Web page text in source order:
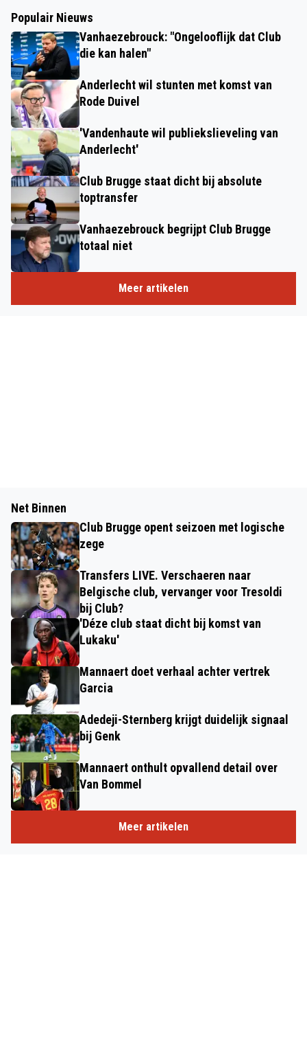
Populair Nieuws
Vanhaezebrouck: "Ongelooflijk dat Club
die kan halen"
Anderlecht wil stunten met komst van
Rode Duivel
'Vandenhaute wil publiekslieveling van
Anderlecht'
Club Brugge staat dicht bij absolute
toptransfer
Vanhaezebrouck begrijpt Club Brugge
totaal niet
Meer artikelen
Net Binnen
Club Brugge opent seizoen met logische
zege
Transfers LIVE. Verschaeren naar
Belgische club, vervanger voor Tresoldi
bij Club?
'Déze club staat dicht bij komst van
Lukaku'
Mannaert doet verhaal achter vertrek
Garcia
Adedeji-Sternberg krijgt duidelijk signaal
bij Genk
Mannaert onthult opvallend detail over
Van Bommel
Meer artikelen